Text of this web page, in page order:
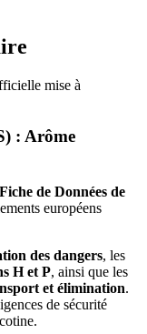
mise à
: Arôme
Fiche de Données de
européens
des dangers, les
H et P, ainsi que les
et élimination.
de sécurité